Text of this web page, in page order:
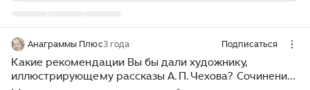
Анаграммы Плюс3 года Подписаться
Какие рекомендации Вы бы дали художнику,
иллюстрирующему рассказы А. П. Чехова? Сочинение